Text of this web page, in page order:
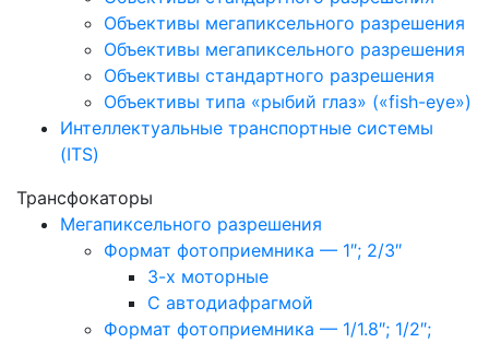
Объективы мегапиксельного разрешения
Объективы мегапиксельного разрешения
Объективы стандартного разрешения
Объективы типа «рыбий глаз» («fish-eye»)
Интеллектуальные транспортные системы
(ITS)
Трансфокаторы
Мегапиксельного разрешения
Формат фотоприемника — 1″; 2/3″
3-х моторные
С автодиафрагмой
Формат фотоприемника — 1/1.8″; 1/2″;